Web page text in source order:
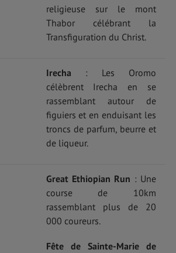
religieuse sur le mont
Thabor célébrant la
Transfiguration du Christ.
Irecha : Les Oromo
célèbrent Irecha en se
rassemblant autour de
figuiers et en enduisant les
troncs de parfum, beurre et
de liqueur.
Great Ethiopian Run : Une
course de 10km
rassemblant plus de 20
000 coureurs.
Fête de Sainte-Marie de